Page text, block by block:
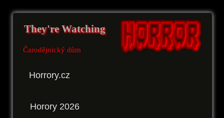
They're Watching
Čarodějnický dům
Horrory.cz
Horory 2026